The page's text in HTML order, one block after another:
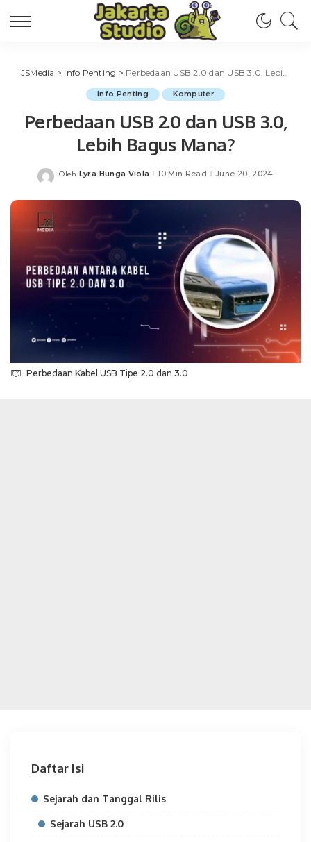
JSMedia > Info Penting > Perbedaan USB 2.0 dan USB 3.0, Lebih Bagus Mana?
Info Penting Komputer
Perbedaan USB 2.0 dan USB 3.0,
Lebih Bagus Mana?
Posted
Oleh Lyra Bunga Viola 10 Min Read June 20, 2024
Perbedaan Kabel USB Tipe 2.0 dan 3.0
Daftar Isi
Sejarah dan Tanggal Rilis
Sejarah USB 2.0